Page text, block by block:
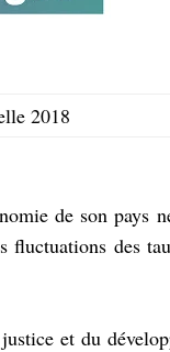
2018
de son pays
des
et du